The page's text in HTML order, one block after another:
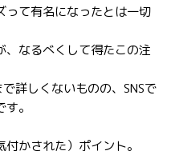
って有名になったとは一切
、なるべくして得たこの注
詳しくないものの、SNSで
。
かされた）ポイント。